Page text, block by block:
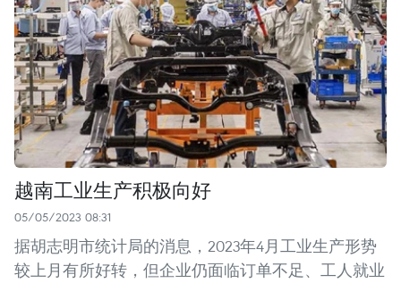
越南工业生产积极向好
05/05/2023 08:31
据胡志明市统计局的消息，2023年4月工业生产形势
较上月有所好转，但企业仍面临订单不足、工人就业